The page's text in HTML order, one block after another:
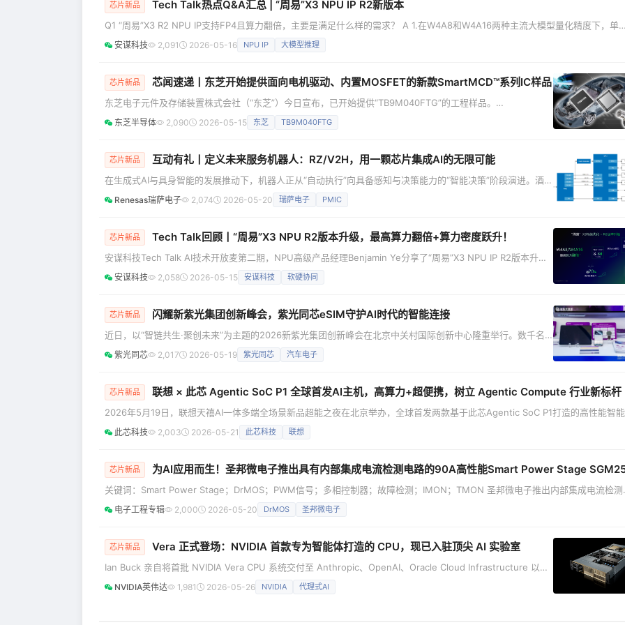
芯片新品 Tech Talk热点Q&A汇总 | “周易”X3 NPU IP R2新版本
Q1 “周易”X3 R2 NPU IP支持FP4且算力翻倍，主要是满足什么样的需求？ A 1.在W4A8和W4A16两种主流大模型量化精度下，单
Cluster算力从80 TFLOPS跃升至160 TFLOPS，且支持灵活配置，算力密度提升超70%，能够让客户在相同芯片面积下获得更强
性能； 2.边端侧推理正从W4A16向W4A8演进，FP4数据格式的支持正是为未来FP4权重模型的出现做好前瞻准
安谋科技 2,091 2026-05-16 NPU IP 大模型推理
芯片新品 芯闻速递丨东芝开始提供面向电机驱动、内置MOSFET的新款SmartMCD™系列IC样品
东芝电子元件及存储装置株式会社（“东芝”）今日宣布，已开始提供“TB9M040FTG”的工程样品。
TB9M040FTG是一款内置功率MOSFET，用于3相直流无刷电机驱动的电机控制器件。作为东芝“SmartMCD™”
[1]电机控制器件系列的最新成员，TB9M040FTG集成了微控制器（MCU）与电机驱动电路，可直接驱动3相直
东芝半导体 2,090 2026-05-15 东芝 TB9M040FTG
芯片新品 互动有礼丨定义未来服务机器人：RZ/V2H，用一颗芯片集成AI的无限可能
在生成式AI与具身智能的发展推动下，机器人正从“自动执行”向具备感知与决策能力的“智能决策”阶段演进。酒
店、医疗、物流和零售等行业对自动化、效率与安全性的需求持续提升，推动服务机器人市场快速增长。这类机
器人不仅需要在复杂的动态环境中自主移动，并与人类进行安全、自然的交互，还必须满足低功耗与高性价比的
Renesas瑞萨电子 2,074 2026-05-20 瑞萨电子 PMIC
芯片新品 Tech Talk回顾丨“周易”X3 NPU R2版本升级，最高算力翻倍+算力密度跃升！
安谋科技Tech Talk AI技术开放麦第二期，NPU高级产品经理Benjamin Ye分享了“周易”X3 NPU IP R2版本升级
亮点，详解该版本在算力、算力密度方面的提升，以及“周易”X3系列NPU在智能座舱、AI推理加速芯片及新兴市
场等多领域的落地案例。 “周易”X3 R2版本升级 最高算力翻倍、算力密度提升超70% 当前，AI大模型加速从云端
安谋科技 2,058 2026-05-15 安谋科技 软硬协同
芯片新品 闪耀新紫光集团创新峰会，紫光同芯eSIM守护AI时代的智能连接
近日，以“智链共生·聚创未来”为主题的2026新紫光集团创新峰会在北京中关村国际创新中心隆重举行。数千名
来自政府、产业界、投资机构及科研院所的嘉宾代表出席，共议智能科技产业新战略、新技术、新生态。作为新
紫光集团（简称“新紫光”）旗下汽车电子与智能芯片板块的核心企业，紫光同芯深度参与主论坛及AI终端创新论
紫光同芯 2,017 2026-05-19 紫光同芯 汽车电子
芯片新品 联想 × 此芯 Agentic SoC P1 全球首发AI主机，高算力+超便携，树立 Agentic Compute 行业新标杆
2026年5月19日，联想天禧AI一体多端全场景新品超能之夜在北京举办，全球首发两款基于此芯Agentic SoC P1打造的高性能智
终端主机——联想AI主机P7与联想AI主机mini。此次新品发布，充分展现此芯科技在智能体终端芯片领域的技术创新与产品实力。
此芯P1高性能智能体算力核心为开放底座，此芯科技正与产业伙伴深度协同，持续推动Agentic Compute技术演进与商业化落地。
此芯科技 2,003 2026-05-21 此芯科技 联想
芯片新品 为AI应用而生！圣邦微电子推出具有内部集成电流检测电路的90A高性能Smart Power Stage
关键词：Smart Power Stage；DrMOS；PWM信号；多相控制器；故障检测；IMON；TMON 圣邦微电子推出内部集成电流检测
90A Smart Power Stage（DrMOS）产品——SGM25890，该器件主要面向AI服务器及传统计算市场。 随着数字时代的深入发
通信与计算系统能力持续增强，AI技术也从云端、局端逐步向边缘计算与本地化应用拓展。多种策略和架构的CPU、GP
电子工程专辑 2,000 2026-05-20 DrMOS 圣邦微电子
芯片新品 Vera 正式登场：NVIDIA 首款专为智能体打造的 CPU，现已入驻顶尖 AI 实验室
Ian Buck 亲自将首批 NVIDIA Vera CPU 系统交付至 Anthropic、OpenAI、Oracle Cloud Infrastructure 以及
SpaceXAI，标志着智能体专用 CPU 从发布迈向投产。 代理式 AI 从一开始就需要一种全新的 CPU。NVIDIA 创
始人兼首席执行官黄仁勋在今年 3 月于圣何塞举行的 GTC 上给出了答案 —— 独立的 Vera CP
NVIDIA英伟达 1,981 2026-05-26 NVIDIA 代理式AI